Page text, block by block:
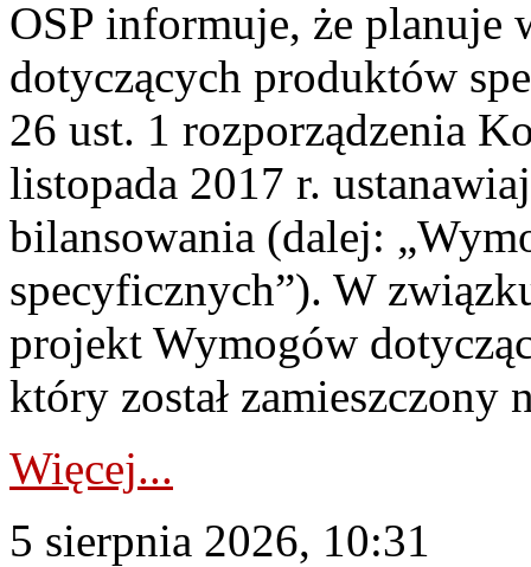
OSP informuje, że planuje
dotyczących produktów
26 ust. 1 rozporządzenia
listopada 2017 r.
bilansowania (dalej:
specyficznych”). W
projekt Wymogów
który został zamieszczony
Więcej...
5 sierpnia 2026, 10:31